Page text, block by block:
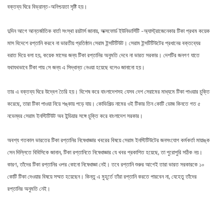
বক্তব্য ঘিরে বিভ্রান্ত-অনিশ্চয়তা সৃষ্টি হয়।
দুদিন আগে আন্তর্জাতিক বার্তা সংস্থা রয়টার্স জানায়, অক্সফোর্ড ইউনিভার্সিটি -অ্যাস্ট্রাজেনেকার টিকা প্রথম কয়েক
মাস বিদেশে রপ্তানি করবে না ভারতীয় প্রতিষ্ঠান সেরাম ইন্সটিটিউট। সেরাম ইন্সটিটিউটের প্রধানের বক্তব্যের
বরাত দিয়ে বলা হয়, কয়েক মাসের জন্য টিকা রপ্তানির অনুমতি দেবে না ভারত সরকার। দেশটির জনগণ যাতে
যথাযথভাবে টিকা পায় সে জন্য এ সিদ্ধান্ত নেওয়া হয়েছে বলেও জানানো হয়।
তার এ বক্তব্য ঘিরে উদ্বেগ তৈরি হয়। বিশেষ করে বাংলাদেশসহ যেসব দেশ সেরামের মাধ্যমে টিকা পাওয়ার চুক্তি
করেছে, তারা টিকা পাওয়া নিয়ে শঙ্কায় পড়ে যায়। কোভিশিল্ড নামের ওই টিকার তিন কোটি ডোজ কিনতে গত ৫
নভেম্বর সেরাম ইনস্টিটিউট অব ইন্ডিয়ার সঙ্গে চুক্তি করে বাংলাদেশ সরকার।
অবশ্য গতকাল ভারতের টিকা রপ্তানির নিষেধাজ্ঞার খবরের বিষয়ে সেরাম ইনস্টিটিউটের জনসংযোগ কর্মকর্তা মায়াঙ্ক
সেন দিল্লিতে বিবিসিকে জানান, টিকা রপ্তানিতে নিষেধাজ্ঞার যে খবর প্রকাশিত হয়েছে, তা পুরোপুরি সঠিক নয়।
কারণ, তাঁদের টিকা রপ্তানির ওপর কোনো নিষেধাজ্ঞা নেই। তবে রপ্তানি শুরুর আগেই তারা ভারত সরকারকে ১০
কোটি টিকা দেওয়ার বিষয়ে সম্মত হয়েছেন। কিন্তু এ মুহূর্তে তাঁরা রপ্তানি করতে পারবেন না, যেহেতু তাঁদের
রপ্তানির অনুমতি নেই।